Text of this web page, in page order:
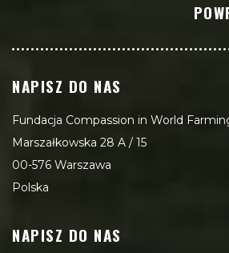
NAPISZ DO NAS
Fundacja Compassion in World
Marszałkowska 28 A / 15
00-576 Warszawa
Polska
NAPISZ DO NAS